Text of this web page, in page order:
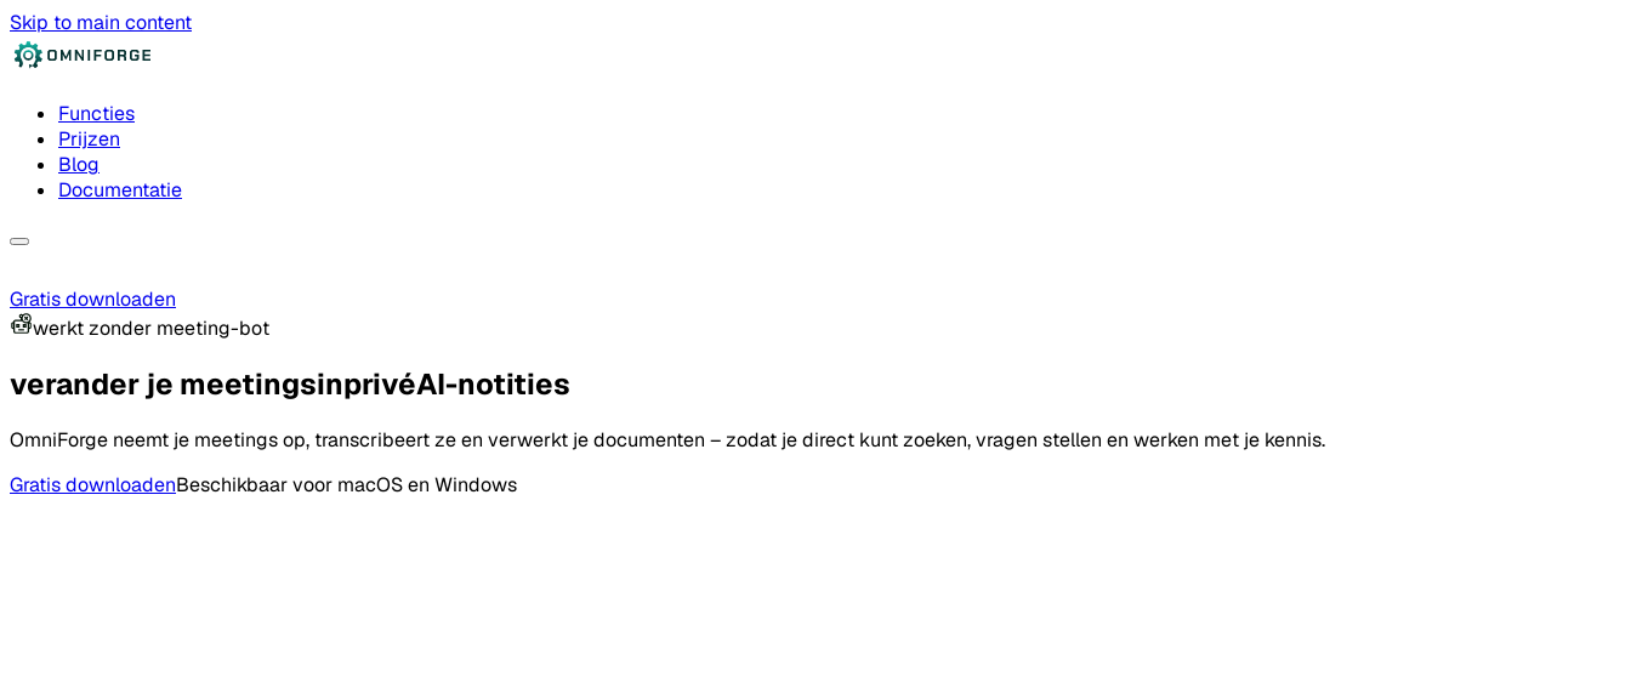
Skip to main content
Functies
Prijzen
Blog
Documentatie
Gratis downloaden
werkt zonder meeting-bot
verander je meetingsinprivéAI-notities
OmniForge neemt je meetings op, transcribeert ze en verwerkt je documenten – zodat je direct kunt zoeken, vragen stellen en werken met je kennis.
Gratis downloadenBeschikbaar voor macOS en Windows